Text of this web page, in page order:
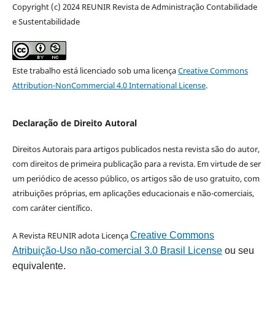
Copyright (c) 2024 REUNIR Revista de Administração Contabilidade
e Sustentabilidade
Este trabalho está licenciado sob uma licençaCreative Commons
Attribution-NonCommercial 4.0 International License.
Declaração de Direito Autoral
Direitos Autorais para artigos publicados nesta revista são do autor,
com direitos de primeira publicação para a revista. Em virtude de ser
um periódico de acesso público, os artigos são de uso gratuito, com
atribuições próprias, em aplicações educacionais e não-comerciais,
com caráter científico.
A Revista REUNIR adota LicençaCreative Commons
Atribuição-Uso não-comercial 3.0 Brasil Licenseou seu
equivalente.